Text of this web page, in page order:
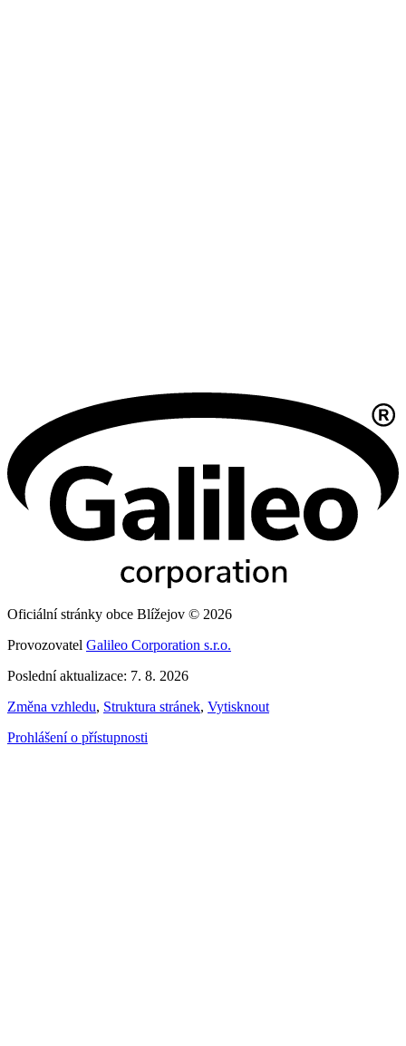
Oficiální stránky obce Blížejov © 2026
Provozovatel Galileo Corporation s.r.o.
Poslední aktualizace: 7. 8. 2026
Změna vzhledu, Struktura stránek, Vytisknout
Prohlášení o přístupnosti